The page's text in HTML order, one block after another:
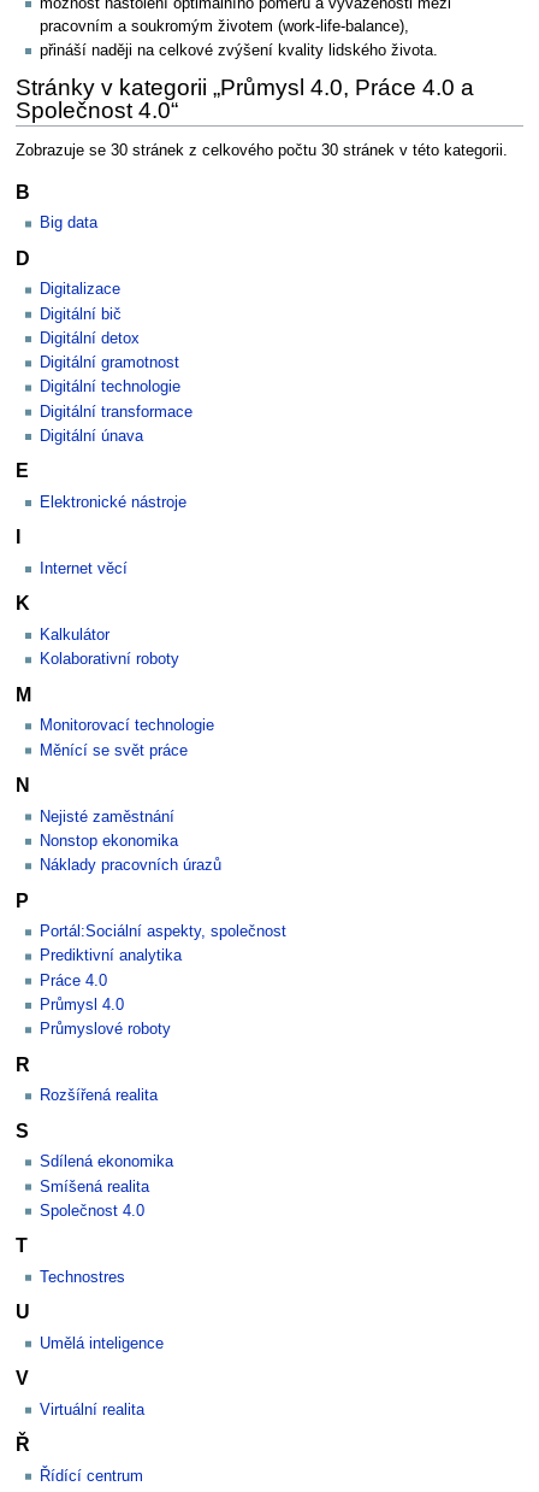
pracovním a soukromým životem (work-life-balance),
přináší naději na celkové zvýšení kvality lidského života.
Stránky v kategorii „Průmysl 4.0, Práce 4.0 a
Společnost 4.0“
Zobrazuje se 30 stránek z celkového počtu 30 stránek v této kategorii.
B
Big data
D
Digitalizace
Digitální bič
Digitální detox
Digitální gramotnost
Digitální technologie
Digitální transformace
Digitální únava
E
Elektronické nástroje
Internet věcí
K
Kalkulátor
Kolaborativní roboty
M
Monitorovací technologie
Měnící se svět práce
N
Nejisté zaměstnání
Nonstop ekonomika
Náklady pracovních úrazů
P
Portál:Sociální aspekty, společnost
Prediktivní analytika
Práce 4.0
Průmysl 4.0
Průmyslové roboty
R
Rozšířená realita
S
Sdílená ekonomika
Smíšená realita
Společnost 4.0
T
Technostres
U
Umělá inteligence
V
Virtuální realita
Ř
Řídící centrum